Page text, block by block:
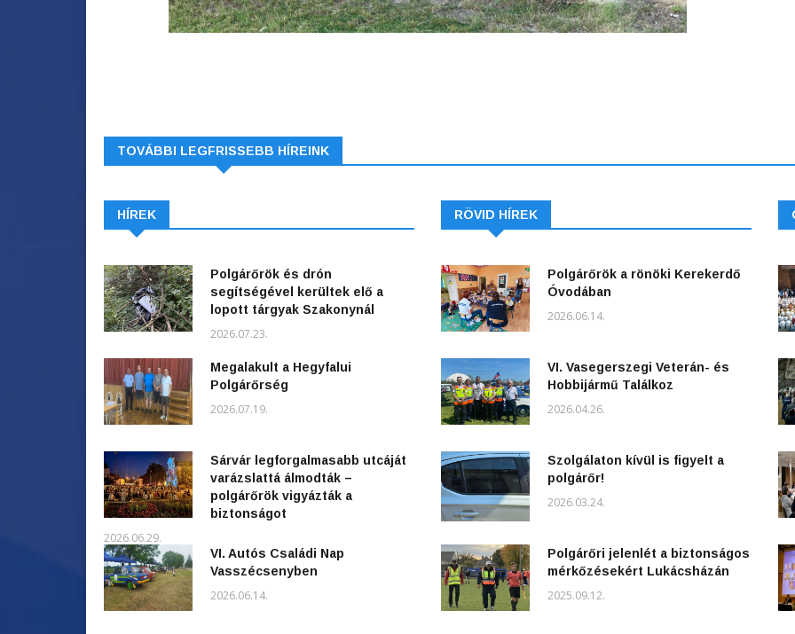
TOVÁBBI LEGFRISSEBB HÍREINK
HÍREK
Polgárőrök és drón
segítségével kerültek elő a
lopott tárgyak Szakonynál
2026.07.23.
Megalakult a Hegyfalui
Polgárőrség
2026.07.19.
Sárvár legforgalmasabb utcáját
varázslattá álmodták –
polgárőrök vigyázták a
biztonságot
2026.06.29.
VI. Autós Családi Nap
Vasszécsenyben
2026.06.14.
RÖVID HÍREK
Polgárőrök a rönöki Kerekerdő
Óvodában
2026.06.14.
VI. Vasegerszegi Veterán- és
Hobbijármű Találkoz
2026.04.26.
Szolgálaton kívül is figyelt a
polgárőr!
2026.03.24.
Polgárőri jelenlét a biztonságos
mérkőzésekért Lukácsházán
2025.09.12.